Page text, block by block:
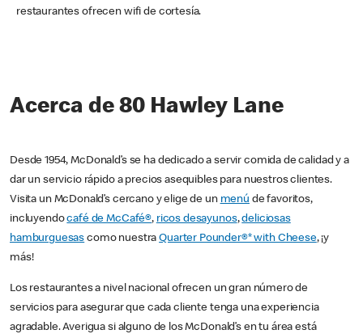
restaurantes ofrecen wifi de cortesía.
Acerca de 80 Hawley Lane
Desde 1954, McDonald’s se ha dedicado a servir comida de calidad y a
dar un servicio rápido a precios asequibles para nuestros clientes.
Visita un McDonald’s cercano y elige de un menú de favoritos,
incluyendocafé de McCafé®, ricos desayunos,deliciosas
hamburguesas como nuestraQuarter Pounder®* with Cheese, ¡y
más!
Los restaurantes a nivel nacional ofrecen un gran número de
servicios para asegurar que cada cliente tenga una experiencia
agradable. Averigua si alguno de los McDonald’s en tu área está